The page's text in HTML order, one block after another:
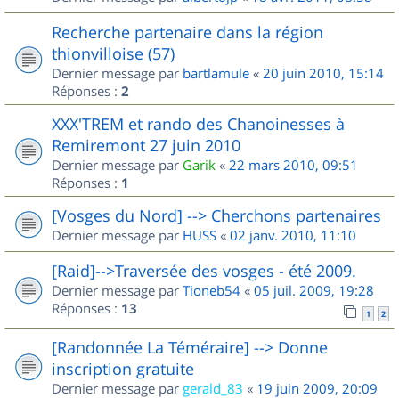
Recherche partenaire dans la région
thionvilloise (57)
Dernier message par bartlamule « 20 juin 2010, 15:14
Réponses : 2
XXX'TREM et rando des Chanoinesses à
Remiremont 27 juin 2010
Dernier message par Garik « 22 mars 2010, 09:51
Réponses : 1
[Vosges du Nord] --> Cherchons partenaires
Dernier message par HUSS « 02 janv. 2010, 11:10
[Raid]-->Traversée des vosges - été 2009.
Dernier message par Tioneb54 « 05 juil. 2009, 19:28
Réponses : 13 1 2
[Randonnée La Téméraire] --> Donne
inscription gratuite
Dernier message par gerald_83 « 19 juin 2009, 20:09